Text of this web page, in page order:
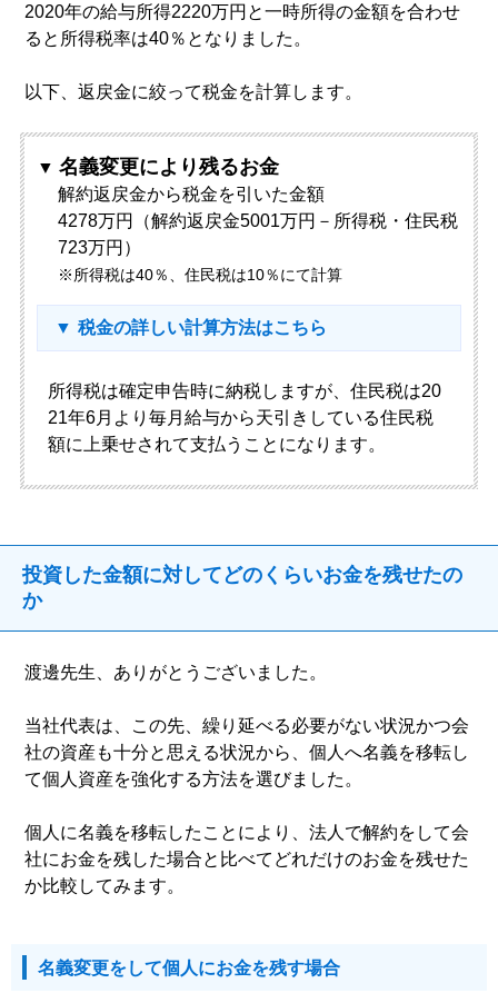
2020年の給与所得2220万円と一時所得の金額を合わせ
ると所得税率は40％となりました。
以下、返戻金に絞って税金を計算します。
名義変更により残るお金
解約返戻金から税金を引いた金額
4278万円（解約返戻金5001万円－所得税・住民税
723万円）
※所得税は40％、住民税は10％にて計算
税金の詳しい計算方法はこちら
所得税は確定申告時に納税しますが、住民税は20
21年6月より毎月給与から天引きしている住民税
額に上乗せされて支払うことになります。
投資した金額に対してどのくらいお金を残せたの
か
渡邊先生、ありがとうございました。
当社代表は、この先、繰り延べる必要がない状況かつ会
社の資産も十分と思える状況から、個人へ名義を移転し
て個人資産を強化する方法を選びました。
個人に名義を移転したことにより、法人で解約をして会
社にお金を残した場合と比べてどれだけのお金を残せた
か比較してみます。
名義変更をして個人にお金を残す場合